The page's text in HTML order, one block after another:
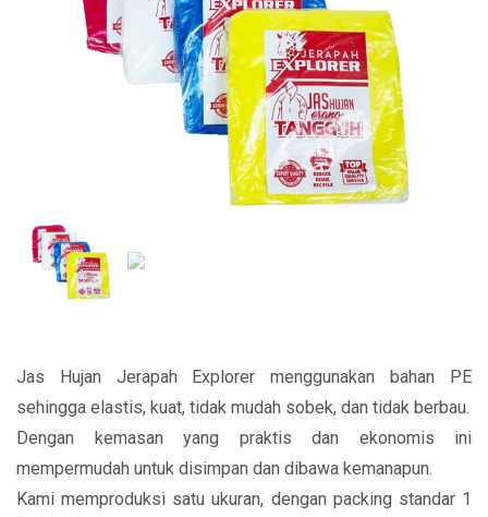
Jas Hujan Jerapah Explorer menggunakan bahan PE
sehingga elastis, kuat, tidak mudah sobek, dan tidak berbau.
Dengan kemasan yang praktis dan ekonomis ini
mempermudah untuk disimpan dan dibawa kemanapun.
Kami memproduksi satu ukuran, dengan packing standar 1